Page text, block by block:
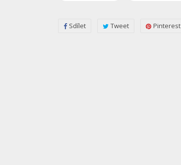
Sdílet Tweet Pinterest